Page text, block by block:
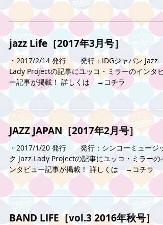
コチラ
jazz Life［2017年3月号］
・2017/2/14 発行 発行：IDGジャパン Jazz
Lady Projectの記事にユッコ・ミラーのインタビ
ー記事が掲載！ 詳しくは →コチラ
JAZZ JAPAN［2017年2月号］
・2017/1/20 発行 発行：シンコーミュージッ
ク Jazz Lady Projectの記事にユッコ・ミラーのイ
ンタビュー記事が掲載！ 詳しくは →コチラ
BAND LIFE［vol.3 2016年秋号］